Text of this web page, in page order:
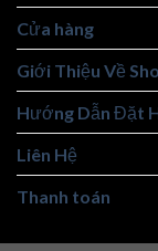
Cửa hàng
Giới Thiệu Về
Hướng Dẫn Đặt
Liên Hệ
Thanh toán